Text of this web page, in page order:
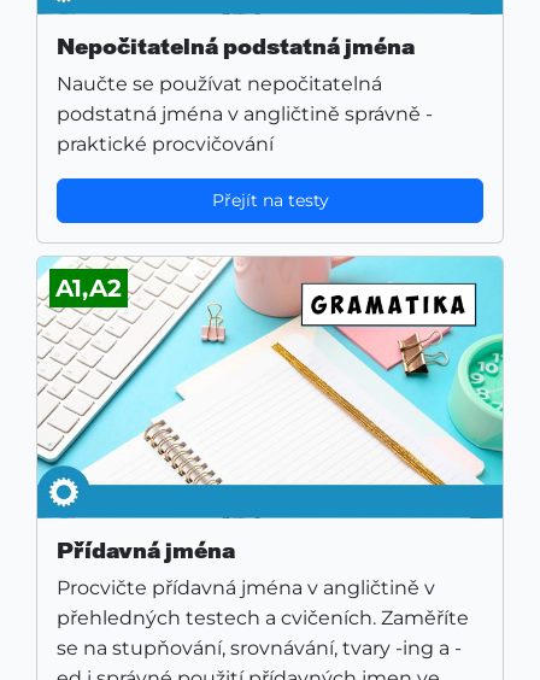
Nepočitatelná podstatná jména
Naučte se používat nepočitatelná
podstatná jména v angličtině správně -
praktické procvičování
Přejít na testy
A1,A2
Přídavná jména
Procvičte přídavná jména v angličtině v
přehledných testech a cvičeních. Zaměříte
se na stupňování, srovnávání, tvary -ing a -